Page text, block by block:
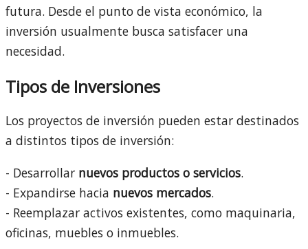
futura. Desde el punto de vista económico, la
inversión usualmente busca satisfacer una
necesidad.
Tipos de Inversiones
Los proyectos de inversión pueden estar destinados
a distintos tipos de inversión:
- Desarrollar nuevos productos o servicios.
- Expandirse hacia nuevos mercados.
- Reemplazar activos existentes, como maquinaria,
oficinas, muebles o inmuebles.